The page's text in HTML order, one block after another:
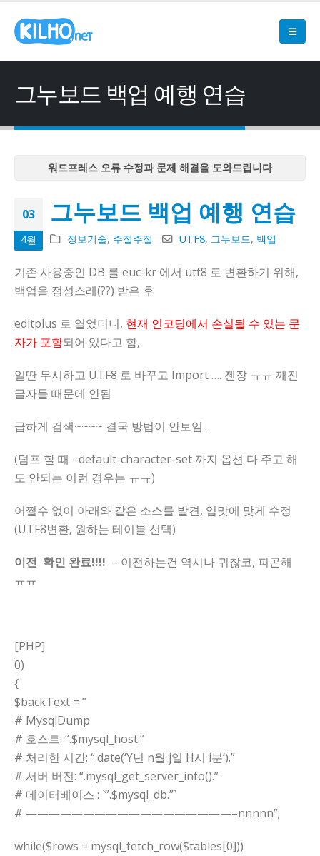
그누보드 백업 예행 연습
워드프레스 오류 수정과 문제 해결을 도와드립니다
워드프레스 오류 수정과 문제 해결을 도와드립니다
워드프레스 오류 수정과 문제 해결을 도와드립니다
워드프레스 오류 수정과 문제 해결을 도와드립니다
03
4월
그누보드 백업 예행 연습
정보기술, 주절주절 UTF8, 그누보드, 백업
기존 사용중인 DB 를 euc-kr 에서 utf8 로 변환하기 위해,
백업을 정성스레(??) 받은 후
editplus 로 열었더니, 현재 인코딩에서 손실될 수 있는 문
자가 포함되어 있다고 함,
일딴 무시하고 UTF8 로 바꾸고 Import …. 젠장 ㅠㅠ 깨진
글자들 때문에 안됨
급하게 검색~~~~ 결국 방법이 안보임..
(덤프 할 때 –default-character-set 까지 옵션 다 주고 해
도 안되는 이런 경우는 ㅠㅠ)
어쩔수 없이 아래와 같은 소스를 발견, 입맛에 맞게 수정
(UTF8변환, 원하는 테이블 선택)
이전 확인 완료!!!! – 이전하는건 역시나 귀찮코, 피곤해
ㅠㅠ
[PHP]
0)
{
$backText = ”
# MysqlDump
# 호스트: “.$mysql_host.”
# 처리한 시간: “.date(‘Y년 n월 j일 H시 i분’).”
# 서버 버전: “.mysql_get_server_info().”
# 데이터베이스 : `”.$mysql_db.”`
# ——————————————————–nnnnn”;
while($rows = mysql_fetch_row($tables[0]))